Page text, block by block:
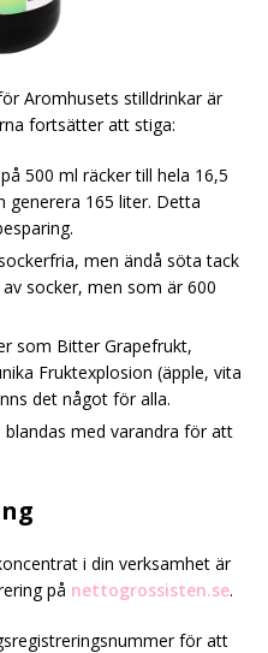
Aromhusets stilldrinkar är
fortsätter att stiga:
500 ml räcker till hela 16,5
generera 165 liter. Detta
men ändå söta tack
socker, men som är 600
som Bitter Grapefrukt,
Fruktexplosion (äpple, vita
det något för alla.
blandas med varandra för att
i din verksamhet är
på nettogrossisten.se.
för att